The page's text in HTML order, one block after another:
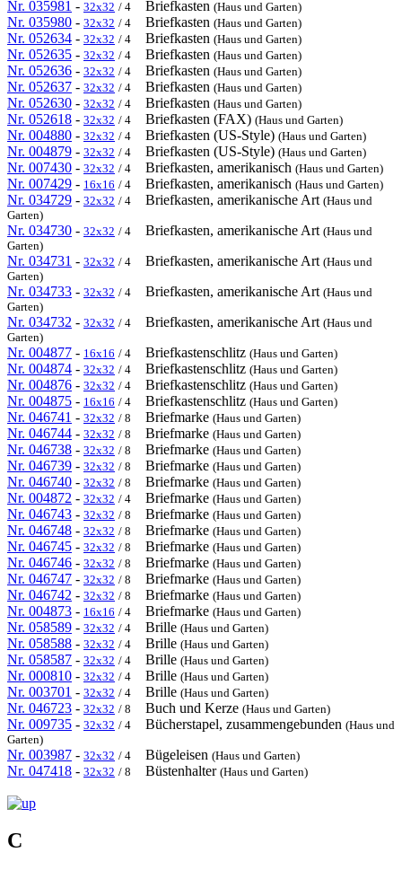
Nr. 035981 - 32x32 / 4 Briefkasten (Haus und Garten)
Nr. 035980 - 32x32 / 4 Briefkasten (Haus und Garten)
Nr. 052634 - 32x32 / 4 Briefkasten (Haus und Garten)
Nr. 052635 - 32x32 / 4 Briefkasten (Haus und Garten)
Nr. 052636 - 32x32 / 4 Briefkasten (Haus und Garten)
Nr. 052637 - 32x32 / 4 Briefkasten (Haus und Garten)
Nr. 052630 - 32x32 / 4 Briefkasten (Haus und Garten)
Nr. 052618 - 32x32 / 4 Briefkasten (FAX) (Haus und Garten)
Nr. 004880 - 32x32 / 4 Briefkasten (US-Style) (Haus und Garten)
Nr. 004879 - 32x32 / 4 Briefkasten (US-Style) (Haus und Garten)
Nr. 007430 - 32x32 / 4 Briefkasten, amerikanisch (Haus und Garten)
Nr. 007429 - 16x16 / 4 Briefkasten, amerikanisch (Haus und Garten)
Nr. 034729 - 32x32 / 4 Briefkasten, amerikanische Art (Haus und
Garten)
Nr. 034730 - 32x32 / 4 Briefkasten, amerikanische Art (Haus und
Garten)
Nr. 034731 - 32x32 / 4 Briefkasten, amerikanische Art (Haus und
Garten)
Nr. 034733 - 32x32 / 4 Briefkasten, amerikanische Art (Haus und
Garten)
Nr. 034732 - 32x32 / 4 Briefkasten, amerikanische Art (Haus und
Garten)
Nr. 004877 - 16x16 / 4 Briefkastenschlitz (Haus und Garten)
Nr. 004874 - 32x32 / 4 Briefkastenschlitz (Haus und Garten)
Nr. 004876 - 32x32 / 4 Briefkastenschlitz (Haus und Garten)
Nr. 004875 - 16x16 / 4 Briefkastenschlitz (Haus und Garten)
Nr. 046741 - 32x32 / 8 Briefmarke (Haus und Garten)
Nr. 046744 - 32x32 / 8 Briefmarke (Haus und Garten)
Nr. 046738 - 32x32 / 8 Briefmarke (Haus und Garten)
Nr. 046739 - 32x32 / 8 Briefmarke (Haus und Garten)
Nr. 046740 - 32x32 / 8 Briefmarke (Haus und Garten)
Nr. 004872 - 32x32 / 4 Briefmarke (Haus und Garten)
Nr. 046743 - 32x32 / 8 Briefmarke (Haus und Garten)
Nr. 046748 - 32x32 / 8 Briefmarke (Haus und Garten)
Nr. 046745 - 32x32 / 8 Briefmarke (Haus und Garten)
Nr. 046746 - 32x32 / 8 Briefmarke (Haus und Garten)
Nr. 046747 - 32x32 / 8 Briefmarke (Haus und Garten)
Nr. 046742 - 32x32 / 8 Briefmarke (Haus und Garten)
Nr. 004873 - 16x16 / 4 Briefmarke (Haus und Garten)
Nr. 058589 - 32x32 / 4 Brille (Haus und Garten)
Nr. 058588 - 32x32 / 4 Brille (Haus und Garten)
Nr. 058587 - 32x32 / 4 Brille (Haus und Garten)
Nr. 000810 - 32x32 / 4 Brille (Haus und Garten)
Nr. 003701 - 32x32 / 4 Brille (Haus und Garten)
Nr. 046723 - 32x32 / 8 Buch und Kerze (Haus und Garten)
Nr. 009735 - 32x32 / 4 Bücherstapel, zusammengebunden (Haus und
Garten)
Nr. 003987 - 32x32 / 4 Bügeleisen (Haus und Garten)
Nr. 047418 - 32x32 / 8 Büstenhalter (Haus und Garten)
C